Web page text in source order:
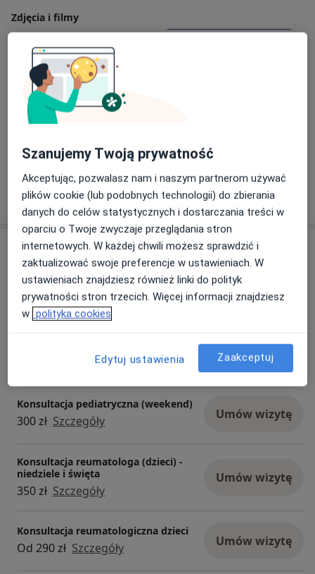
Chętnie słucham, rozmawiam i uwzględniam
preferencje pacjenta i rodziców.
Zdaję sobie sprawę, że opiekunowie często bardzo
martwią się różnymi objawami u swojego dziecka, a
wstydzą się o nie zapytać lekarza.
Zdjęcia i filmy
Zobacz galerię (4)
Pokaż więcejo doświadczeniu
Usługi i ceny
Konsultacja pediatryczna
Od 250 zł Szczegóły Umów wizytę
Szczegóły
Umów wizytę
Konsultacja pediatryczna (weekend)
300 zł Szczegóły Umów wizytę
Konsultacja reumatologa (dzieci) -
niedziele i święta
350 zł Szczegóły
Umów wizytę
Konsultacja reumatologiczna dzieci
Od 290 zł Szczegóły Umów wizytę
Szanujemy Twoją prywatność
Akceptując, pozwalasz nam i naszym partnerom używać
plików cookie (lub podobnych technologii) do zbierania
danych do celów statystycznych i dostarczania treści w
oparciu o Twoje zwyczaje przeglądania stron
internetowych. W każdej chwili możesz sprawdzić i
zaktualizować swoje preferencje w ustawieniach. W
ustawieniach znajdziesz również linki do polityk
prywatności stron trzecich. Więcej informacji znajdziesz
w polityka cookies
Edytuj ustawienia Zaakceptuj